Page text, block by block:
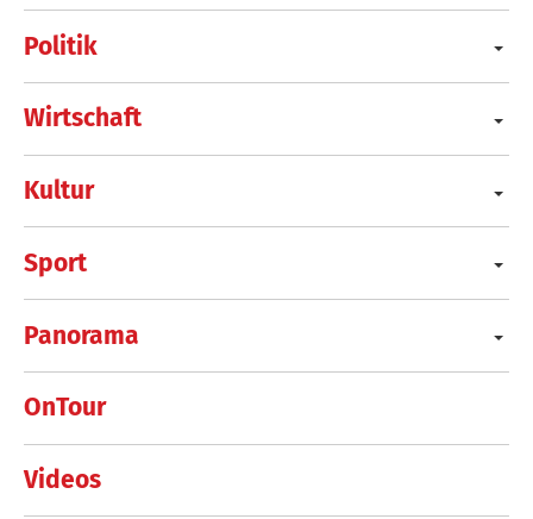
Politik
Wirtschaft
Kultur
Sport
Panorama
OnTour
Videos